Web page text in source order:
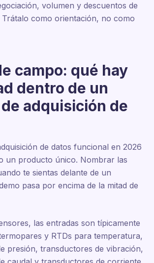
volumen y descuentos de
como orientación, no como
campo: qué hay
dentro de un
adquisición de
de datos funcional en 2026
un producto único. Nombrar las
te sientas delante de un
pasa por encima de la mitad de
las entradas son típicamente
y RTDs para temperatura,
presión, transductores de vibración,